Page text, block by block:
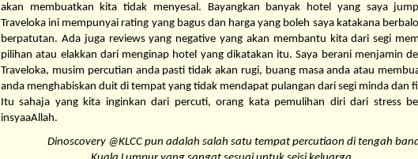
akan membuatkan kita tidak menyesal. Bayangkan banyak hotel yang saya
Traveloka ini mempunyai rating yang bagus dan harga yang boleh saya katakana
berpatutan. Ada juga reviews yang negative yang akan membantu kita dari segi
pilihan atau elakkan dari menginap hotel yang dikatakan itu. Saya berani menjamin
Traveloka, musim percutian anda pasti tidak akan rugi, buang masa anda atau
anda menghabiskan duit di tempat yang tidak mendapat pulangan dari segi minda dan
Itu sahaja yang kita inginkan dari percuti, orang kata pemulihan diri dari stress
insyaaAllah.
Dinoscovery @KLCC pun adalah salah satu tempat percutiaon di tengah